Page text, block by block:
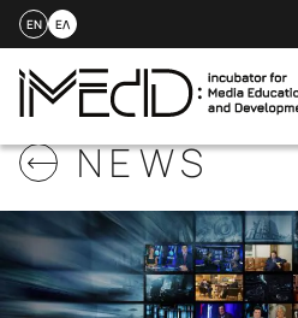
to
content
EN ΕΛ
NEWS